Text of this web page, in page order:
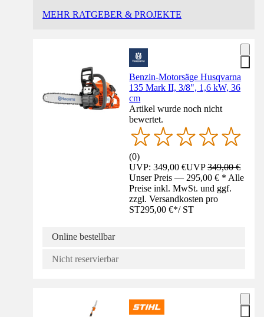
MEHR RATGEBER & PROJEKTE
Benzin-Motorsäge Husqvarna
135 Mark II, 3/8", 1,6 kW, 36
cm
Artikel wurde noch nicht
bewertet.
(0)
UVP: 349,00 €UVP349,00 €
Unser Preis — 295,00 € * Alle
Preise inkl. MwSt. und ggf.
zzgl. Versandkosten pro
ST295,00 €*/ ST
Online bestellbar
Nicht reservierbar